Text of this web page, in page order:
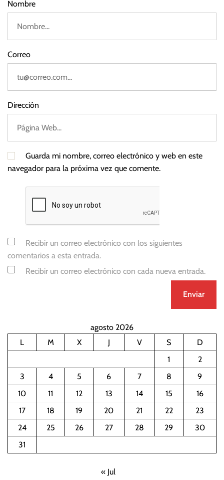
Nombre
Correo
Dirección
Guarda mi nombre, correo electrónico y web en este
navegador para la próxima vez que comente.
Recibir un correo electrónico con los siguientes
comentarios a esta entrada.
Recibir un correo electrónico con cada nueva entrada.
agosto 2026
L
M X J V S
D
1
2
3
4 5 6 7 8
9
10
11 12 13 14 15
16
17
18 19 20 21 22
23
24
25 26 27 28 29
30
31
« Jul